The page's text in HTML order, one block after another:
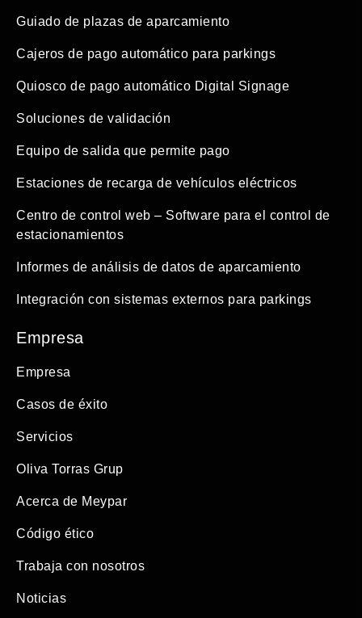
Guiado de plazas de aparcamiento
Cajeros de pago automático para parkings
Quiosco de pago automático Digital Signage
Soluciones de validación
Equipo de salida que permite pago
Estaciones de recarga de vehículos eléctricos
Centro de control web – Software para el control de
estacionamientos
Informes de análisis de datos de aparcamiento
Integración con sistemas externos para parkings
Empresa
Empresa
Casos de éxito
Servicios
Oliva Torras Grup
Acerca de Meypar
Código ético
Trabaja con nosotros
Noticias